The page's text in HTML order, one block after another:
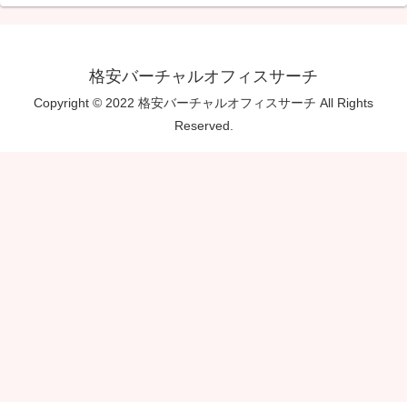
格安バーチャルオフィスサーチ
Copyright © 2022 格安バーチャルオフィスサーチ All Rights
Reserved.